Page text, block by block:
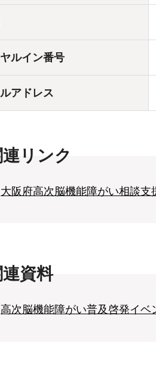
ルイン番号
アドレス
連リンク
大阪府高次脳機能障がい相談支
連資料
高次脳機能障がい普及啓発イベ